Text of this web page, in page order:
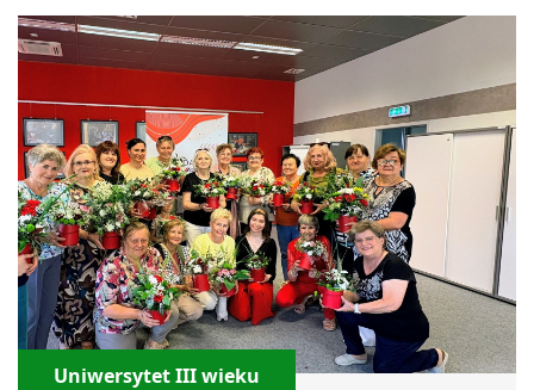
Uniwersytet III wieku